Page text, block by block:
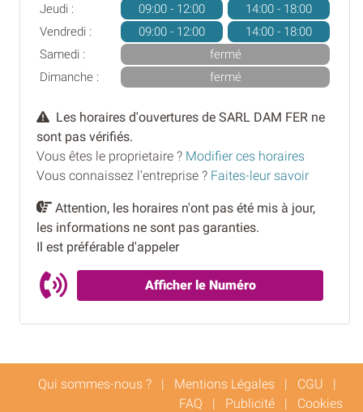
Jeudi :
09:00 - 12:00
14:00 - 18:00
Vendredi :
09:00 - 12:00
14:00 - 18:00
Samedi :
fermé
Dimanche :
fermé
Les horaires d'ouvertures de SARL DAM FER ne
sont pas vérifiés.
Vous êtes le proprietaire ? Modifier ces horaires
Vous connaissez l'entreprise ? Faites-leur savoir
Attention, les horaires n'ont pas été mis à jour,
les informations ne sont pas garanties.
Il est préférable d'appeler
Afficher le Numéro
Qui sommes-nous ? | Mentions Légales | CGU |
FAQ | Publicité | Cookies